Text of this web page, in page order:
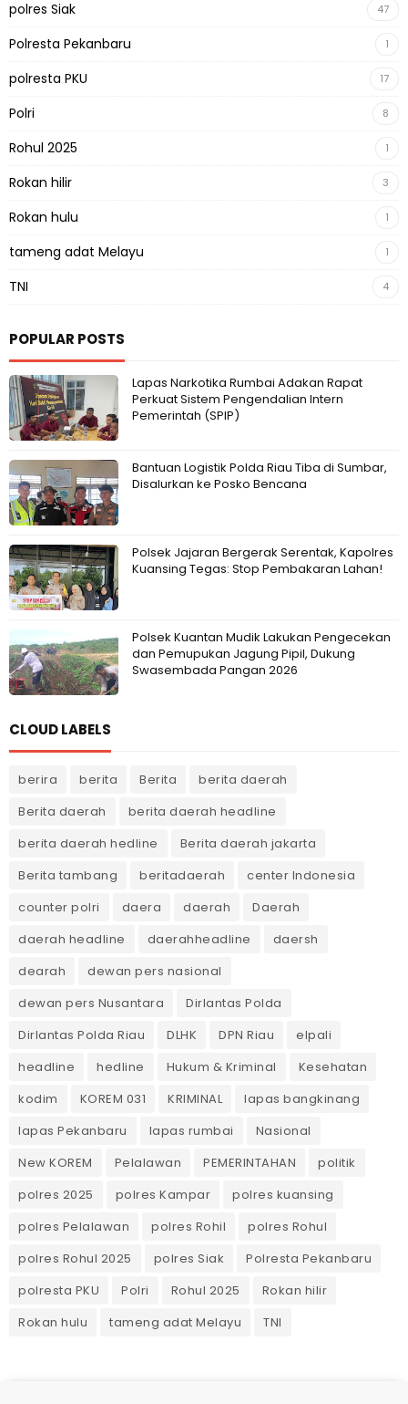
polres Siak 47
Polresta Pekanbaru 1
polresta PKU 17
Polri 8
Rohul 2025 1
Rokan hilir 3
Rokan hulu 1
tameng adat Melayu 1
TNI 4
POPULAR POSTS
Lapas Narkotika Rumbai Adakan Rapat
Perkuat Sistem Pengendalian Intern
Pemerintah (SPIP)
Bantuan Logistik Polda Riau Tiba di Sumbar,
Disalurkan ke Posko Bencana
Polsek Jajaran Bergerak Serentak, Kapolres
Kuansing Tegas: Stop Pembakaran Lahan!
Polsek Kuantan Mudik Lakukan Pengecekan
dan Pemupukan Jagung Pipil, Dukung
Swasembada Pangan 2026
CLOUD LABELS
berira berita Berita
berita daerah
Berita daerah
berita daerah headline
berita daerah hedline
Berita daerah jakarta
Berita tambang
beritadaerah
center Indonesia
counter polri
daera daerah
Daerah
daerah headline
daerahheadline
daersh
dearah
dewan pers nasional
dewan pers Nusantara
Dirlantas Polda
Dirlantas Polda Riau
DLHK DPN Riau
elpali
headline
hedline Hukum & Kriminal
Kesehatan
kodim
KOREM 031 KRIMINAL
lapas bangkinang
lapas Pekanbaru
lapas rumbai
Nasional
New KOREM
Pelalawan PEMERINTAHAN
politik
polres 2025
polres Kampar
polres kuansing
polres Pelalawan
polres Rohil
polres Rohul
polres Rohul 2025
polres Siak
Polresta Pekanbaru
polresta PKU
Polri Rohul 2025
Rokan hilir
Rokan hulu
tameng adat Melayu TNI